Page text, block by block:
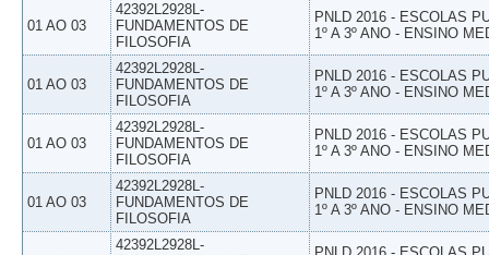
01 AO 03
42392L2928L-
FUNDAMENTOS DE
FILOSOFIA
PNLD 2016 - ESCOLAS
1º A 3º ANO - ENSINO
01 AO 03
42392L2928L-
FUNDAMENTOS DE
FILOSOFIA
PNLD 2016 - ESCOLAS
1º A 3º ANO - ENSINO
01 AO 03
42392L2928L-
FUNDAMENTOS DE
FILOSOFIA
PNLD 2016 - ESCOLAS
1º A 3º ANO - ENSINO
01 AO 03
42392L2928L-
FUNDAMENTOS DE
FILOSOFIA
PNLD 2016 - ESCOLAS
1º A 3º ANO - ENSINO
42392L2928L-